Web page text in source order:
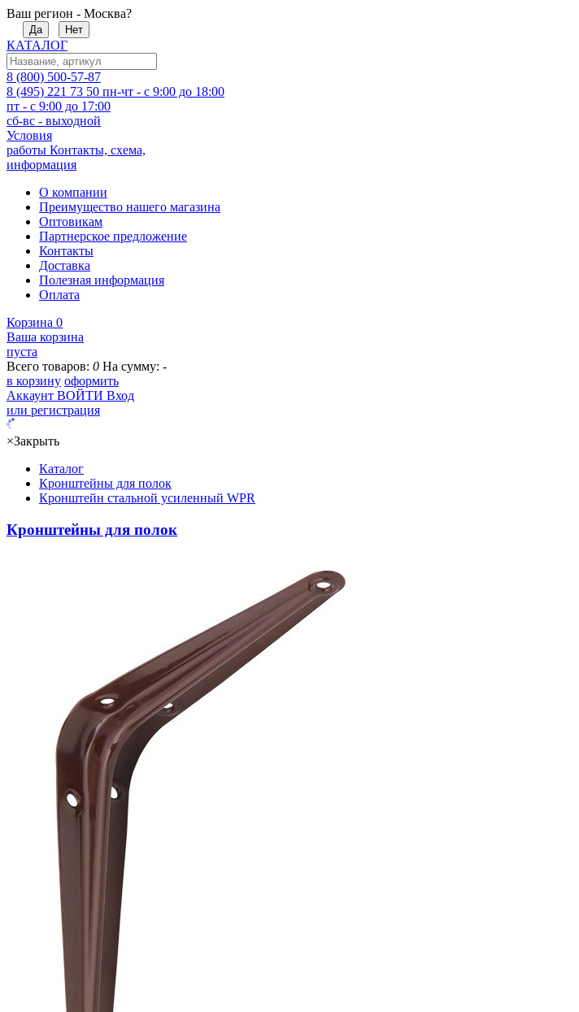
Ваш регион - Москва?
Да Нет
КАТАЛОГ
8 (800) 500-57-87
8 (495) 221 73 50 пн-чт - с 9:00 до 18:00
пт - с 9:00 до 17:00
сб-вс - выходной
Условия
работы Контакты, схема,
информация
О компании
Преимущество нашего магазина
Оптовикам
Партнерское предложение
Контакты
Доставка
Полезная информация
Оплата
Корзина 0
Ваша корзина
пуста
Всего товаров: 0 На сумму: -
в корзину оформить
Аккаунт ВОЙТИ Вход
или регистрация
×Закрыть
Каталог
Кронштейны для полок
Кронштейн стальной усиленный WPR
Кронштейны для полок